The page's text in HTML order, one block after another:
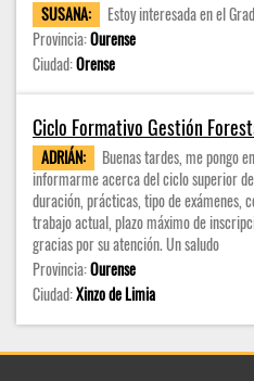
SUSANA:
Estoy interesada en el
Provincia:Ourense
Ciudad:Orense
Ciclo Formativo Gestión
ADRIÁN:
Buenas tardes, me pongo
informarme acerca del ciclo superior
duración, prácticas, tipo de exámenes,
trabajo actual, plazo máximo de
gracias por su atención. Un saludo
Provincia:Ourense
Ciudad:Xinzo de Limia